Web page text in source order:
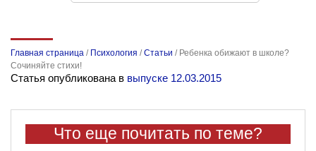
Главная страница / Психология /Статьи / Ребенка обижают в школе?
Сочиняйте стихи!
Статья опубликована в выпуске 12.03.2015
Что еще почитать по теме?